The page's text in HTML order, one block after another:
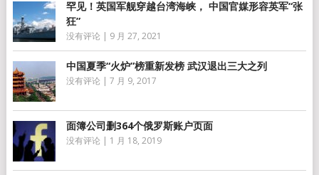
罕见！英国军舰穿越台湾海峡， 中国官媒形容英军“张
狂”
没有评论 | 9 月 27, 2021
中国夏季“火炉”榜重新发榜 武汉退出三大之列
没有评论 | 7 月 9, 2017
面簿公司删364个俄罗斯账户页面
没有评论 | 1 月 18, 2019